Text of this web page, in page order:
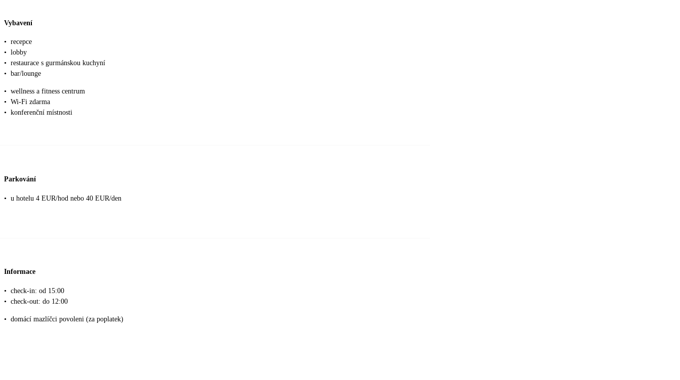
Vybavení
• recepce
• lobby
• restaurace s gurmánskou kuchyní
• bar/lounge
• wellness a fitness centrum
• Wi‑Fi zdarma
• konferenční místnosti
Parkování
• u hotelu 4 EUR/hod nebo 40 EUR/den
Informace
• check‑in: od 15:00
• check‑out: do 12:00
• domácí mazlíčci povoleni (za poplatek)